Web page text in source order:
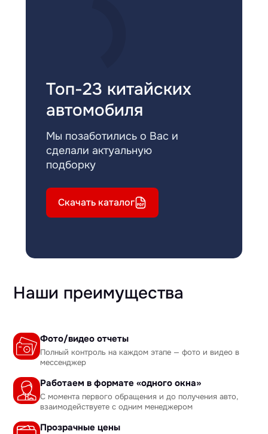
Топ-23 китайских
автомобиля
Мы позаботились о Вас и
сделали актуальную
подборку
Скачать каталог
Наши преимущества
Фото/видео отчеты
Полный контроль на каждом этапе — фото и видео в
мессенджер
Работаем в формате «одного окна»
С момента первого обращения и до получения авто,
взаимодействуете с одним менеджером
Прозрачные цены